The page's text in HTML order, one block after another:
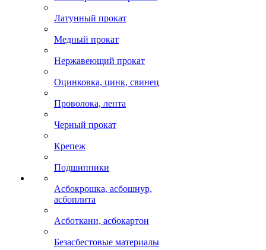
Латунный прокат
Медный прокат
Нержавеющий прокат
Оцинковка, цинк, свинец
Проволока, лента
Черный прокат
Крепеж
Подшипники
Асбокрошка, асбошнур,
асбоплита
Асботкани, асбокартон
Безасбестовые материалы